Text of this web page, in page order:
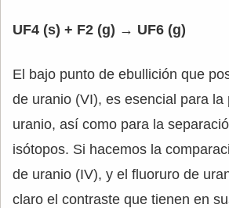
UF4 (s) + F2 (g) → UF6 (g)
El bajo punto de ebullición que
de uranio (VI), es esencial para la
uranio, así como para la
isótopos. Si hacemos la
de uranio (IV), y el fluoruro de
claro el contraste que tienen en